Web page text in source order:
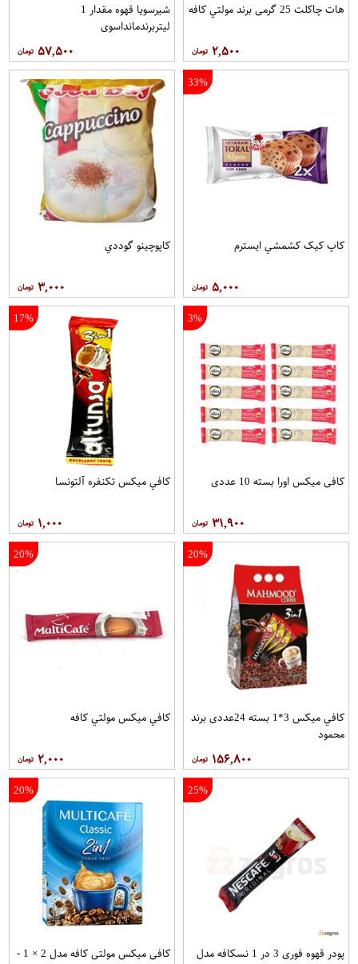
هات چاکلت 25 گرمی برند مولتي کافه
۲,۵۰۰
شیرسویا قهوه مقدار 1
لیتربرندمانداسوی
۵۷,۵۰۰
33%
کاپ کيک کشمشي ايسترم
۵,۰۰۰
کاپوچينو گوددي
۳,۰۰۰
3%
کافی میکس اورا بسته 10 عددی
۳۱,۹۰۰
17%
کافي ميکس تکنفره آلتونسا
۱,۰۰۰
20%
کافي ميکس 3*1 بسته 24عددی برند
محمود
۱۵۶,۸۰۰
20%
کافي ميکس مولتي کافه
۲,۰۰۰
25%
پودر قهوه فوری 3 در 1 نسکافه مدل
20%
کافی میکس مولتی کافه مدل 2 × 1 -